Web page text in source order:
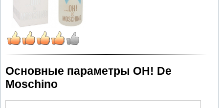
Основные параметры OH! De
Moschino